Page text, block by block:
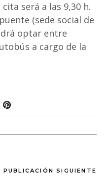
será a las 9,30 h.
(sede social de
optar entre
a cargo de la
PUBLICACIÓN SIGUIENTE